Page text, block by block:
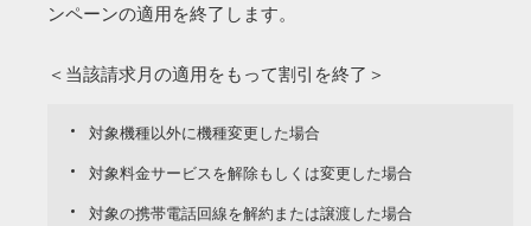
ンペーンの適用を終了します。
＜当該請求月の適用をもって割引を終了＞
対象機種以外に機種変更した場合
対象料金サービスを解除もしくは変更した場合
対象の携帯電話回線を解約または譲渡した場合